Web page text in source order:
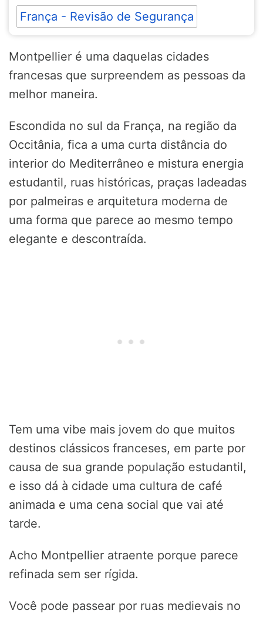
França - Revisão de Segurança
Montpellier é uma daquelas cidades
francesas que surpreendem as pessoas da
melhor maneira.
Escondida no sul da França, na região da
Occitânia, fica a uma curta distância do
interior do Mediterrâneo e mistura energia
estudantil, ruas históricas, praças ladeadas
por palmeiras e arquitetura moderna de
uma forma que parece ao mesmo tempo
elegante e descontraída.
Tem uma vibe mais jovem do que muitos
destinos clássicos franceses, em parte por
causa de sua grande população estudantil,
e isso dá à cidade uma cultura de café
animada e uma cena social que vai até
tarde.
Acho Montpellier atraente porque parece
refinada sem ser rígida.
Você pode passear por ruas medievais no